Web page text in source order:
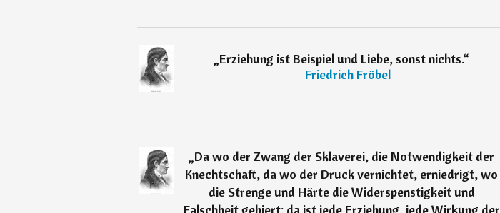
„Erziehung ist Beispiel und Liebe, sonst nichts.“
―Friedrich Fröbel
„Da wo der Zwang der Sklaverei, die Notwendigkeit der
Knechtschaft, da wo der Druck vernichtet, erniedrigt, wo
die Strenge und Härte die Widerspenstigkeit und
Falschheit gebiert: da ist jede Erziehung, jede Wirkung der